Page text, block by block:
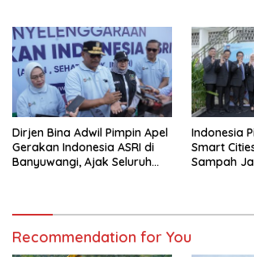
Dirjen Bina Adwil Pimpin Apel
Gerakan Indonesia ASRI di
Banyuwangi, Ajak Seluruh
Indonesia
Smart
Sampah
Recommendation for You